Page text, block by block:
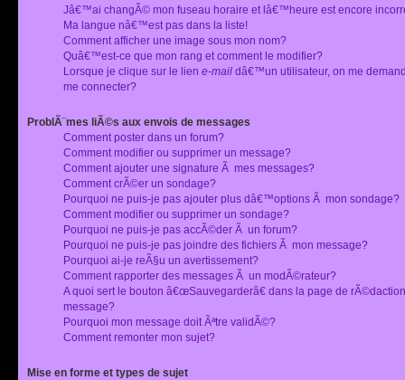
Jâ€™ai changÃ© mon fuseau horaire et lâ€™heure est encore
Ma langue nâ€™est pas dans la liste!
Comment afficher une image sous mon nom?
Quâ€™est-ce que mon rang et comment le modifier?
Lorsque je clique sur le lien e-mail dâ€™un utilisateur, on me
me connecter?
ProblÃ¨mes liÃ©s aux envois de messages
Comment poster dans un forum?
Comment modifier ou supprimer un message?
Comment ajouter une signature Ã mes messages?
Comment crÃ©er un sondage?
Pourquoi ne puis-je pas ajouter plus dâ€™options Ã mon sondage?
Comment modifier ou supprimer un sondage?
Pourquoi ne puis-je pas accÃ©der Ã un forum?
Pourquoi ne puis-je pas joindre des fichiers Ã mon message?
Pourquoi ai-je reÃ§u un avertissement?
Comment rapporter des messages Ã un modÃ©rateur?
A quoi sert le bouton â€œSauvegarderâ€ dans la page de
message?
Pourquoi mon message doit Ãªtre validÃ©?
Comment remonter mon sujet?
Mise en forme et types de sujet